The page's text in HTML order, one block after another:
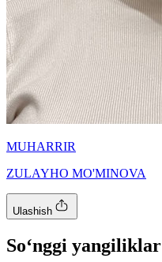
MUHARRIR
ZULAYHO MO'MINOVA
Ulashish
So‘nggi yangiliklar